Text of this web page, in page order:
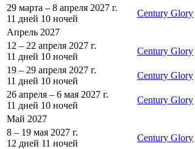
29 марта – 8 апреля 2027 г.
11 дней 10 ночей
Century Glory
Апрель 2027
12 – 22 апреля 2027 г.
11 дней 10 ночей
Century Glory
19 – 29 апреля 2027 г.
11 дней 10 ночей
Century Glory
26 апреля – 6 мая 2027 г.
11 дней 10 ночей
Century Glory
Май 2027
8 – 19 мая 2027 г.
12 дней 11 ночей
Century Glory